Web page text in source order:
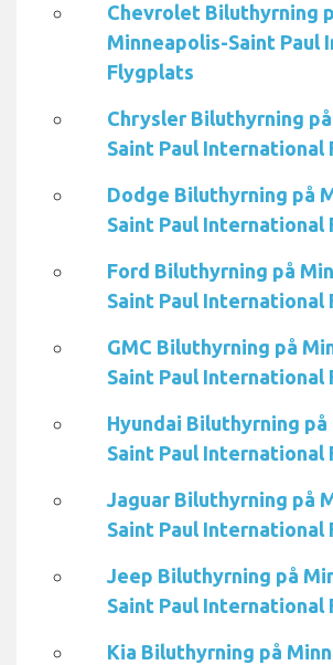
Chevrolet Biluthyrning
Minneapolis-Saint Paul
Flygplats
Chrysler Biluthyrning
Saint Paul International
Dodge Biluthyrning på
Saint Paul International
Ford Biluthyrning på
Saint Paul International
GMC Biluthyrning på
Saint Paul International
Hyundai Biluthyrning
Saint Paul International
Jaguar Biluthyrning på
Saint Paul International
Jeep Biluthyrning på
Saint Paul International
Kia Biluthyrning på